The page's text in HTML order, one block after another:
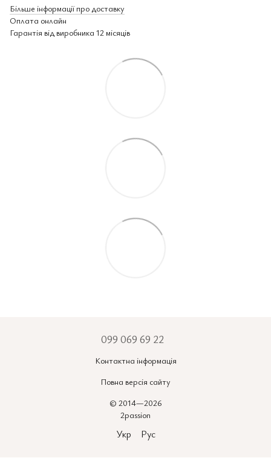
Більше інформації про доставку
Оплата онлайн
Гарантія від виробника 12 місяців
099 069 69 22
Контактна інформація
Повна версія сайту
© 2014—2026
2passion
Укр Рус